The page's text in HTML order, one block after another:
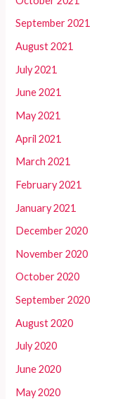
September 2021
August 2021
July 2021
June 2021
May 2021
April 2021
March 2021
February 2021
January 2021
December 2020
November 2020
October 2020
September 2020
August 2020
July 2020
June 2020
May 2020